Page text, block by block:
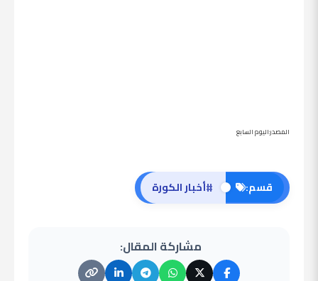
المصدر:اليوم السابع
قسم: #أخبار الكورة
مشاركة المقال: